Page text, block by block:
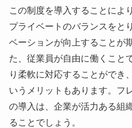
この制度を導入することによ
プライベートのバランスをと
ベーションが向上することが
た、従業員が自由に働くこと
り柔軟に対応することができ
いうメリットもあります。フ
の導入は、企業が活力ある組
ることでしょう。